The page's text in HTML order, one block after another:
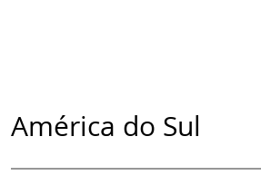
América do Sul